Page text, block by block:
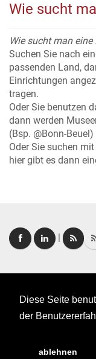
Diese Seite
der
ablehnen
Wie sucht
Wie sucht man
Suchen Sie nach
passenden Land,
Einrichtungen
tragen.
Oder Sie benutzen
dann werden
(Bsp. @Bonn-Beuel)
Oder Sie suchen
hier gibt es dann
Copyright © 2026.
Datenschutz